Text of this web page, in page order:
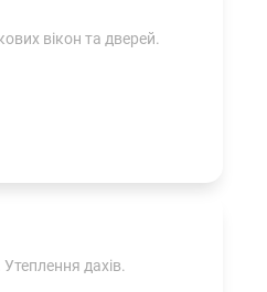
вікон та дверей.
дахів.